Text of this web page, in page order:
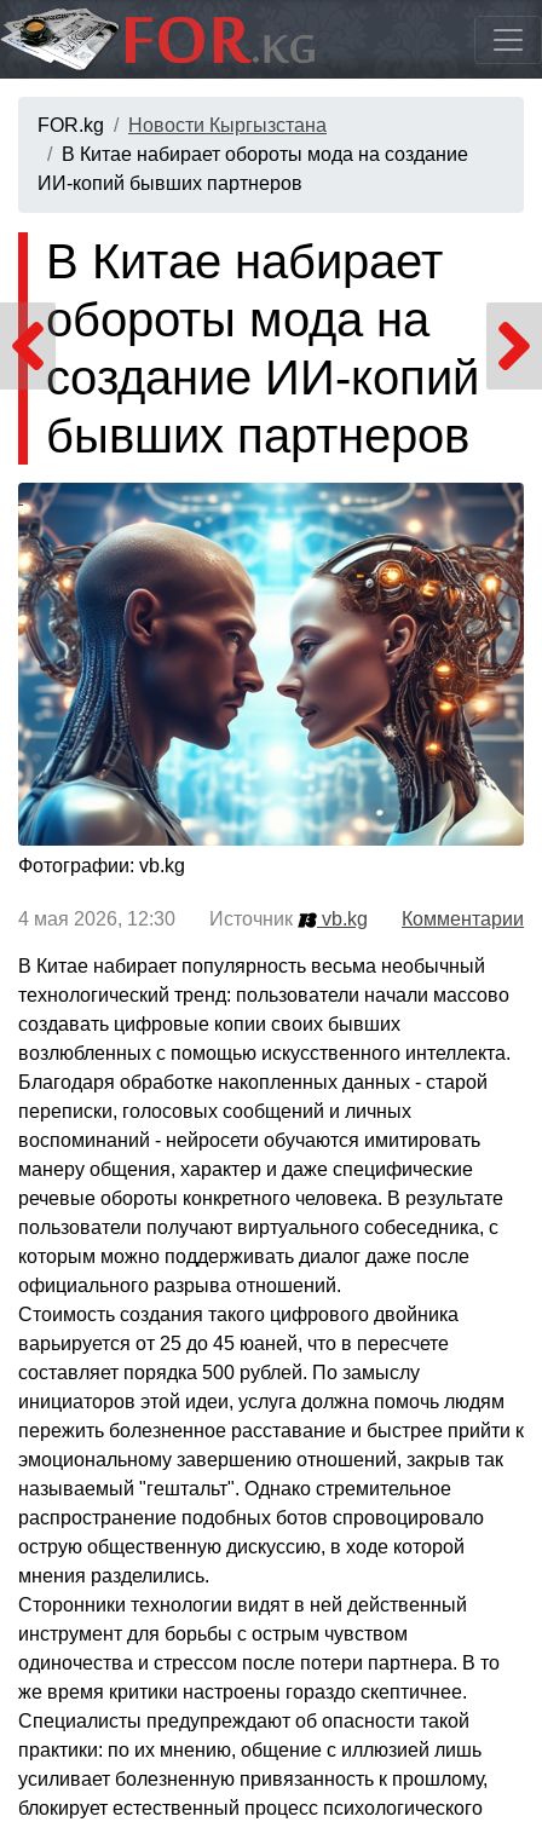
FOR.kg
Новости Кыргызстана
В Китае набирает обороты мода на создание
ИИ-копий бывших партнеров
В Китае набирает
обороты мода на
создание ИИ-копий
бывших партнеров
Фотографии: vb.kg
4 мая 2026, 12:30 Источник vb.kg Комментарии
В Китае набирает популярность весьма необычный
технологический тренд: пользователи начали массово
создавать цифровые копии своих бывших
возлюбленных с помощью искусственного интеллекта.
Благодаря обработке накопленных данных - старой
переписки, голосовых сообщений и личных
воспоминаний - нейросети обучаются имитировать
манеру общения, характер и даже специфические
речевые обороты конкретного человека. В результате
пользователи получают виртуального собеседника, с
которым можно поддерживать диалог даже после
официального разрыва отношений.
Стоимость создания такого цифрового двойника
варьируется от 25 до 45 юаней, что в пересчете
составляет порядка 500 рублей. По замыслу
инициаторов этой идеи, услуга должна помочь людям
пережить болезненное расставание и быстрее прийти к
эмоциональному завершению отношений, закрыв так
называемый "гештальт". Однако стремительное
распространение подобных ботов спровоцировало
острую общественную дискуссию, в ходе которой
мнения разделились.
Сторонники технологии видят в ней действенный
инструмент для борьбы с острым чувством
одиночества и стрессом после потери партнера. В то
же время критики настроены гораздо скептичнее.
Специалисты предупреждают об опасности такой
практики: по их мнению, общение с иллюзией лишь
усиливает болезненную привязанность к прошлому,
блокирует естественный процесс психологического